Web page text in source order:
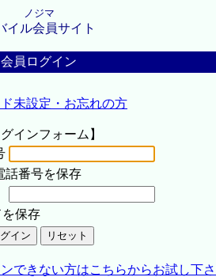
ノジマ
イル会員サイト
会員ログイン
未設定・お忘れの方
グインフォーム】
話番号を保存
保存
できない方はこちらからお試し下